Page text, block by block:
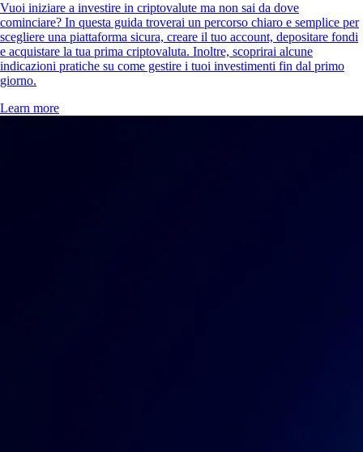
Vuoi iniziare a investire in criptovalute ma non sai da dove
cominciare? In questa guida troverai un percorso chiaro e semplice per
scegliere una piattaforma sicura, creare il tuo account, depositare fondi
e acquistare la tua prima criptovaluta. Inoltre, scoprirai alcune
indicazioni pratiche su come gestire i tuoi investimenti fin dal primo
giorno.
Learn more